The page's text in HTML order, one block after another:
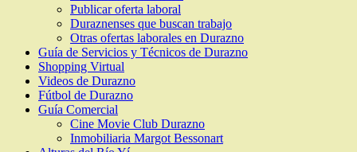
Publicar oferta laboral
Duraznenses que buscan trabajo
Otras ofertas laborales en Durazno
Guía de Servicios y Técnicos de Durazno
Shopping Virtual
Videos de Durazno
Fútbol de Durazno
Guía Comercial
Cine Movie Club Durazno
Inmobiliaria Margot Bessonart